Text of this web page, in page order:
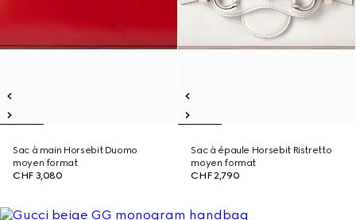
Sac à main Horsebit Duomo
moyen format
CHF 3,080
Sac à épaule Horsebit Ristretto
moyen format
CHF 2,790